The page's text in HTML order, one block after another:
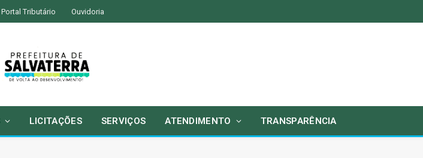
Portal Tributário Ouvidoria
LICITAÇÕES SERVIÇOS ATENDIMENTO TRANSPARÊNCIA